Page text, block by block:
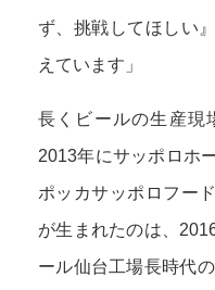
ず、挑戦してほしい
えています」
長くビールの生産現
2013年にサッポロホ
ポッカサッポロフー
が生まれたのは、
ール仙台工場長時代